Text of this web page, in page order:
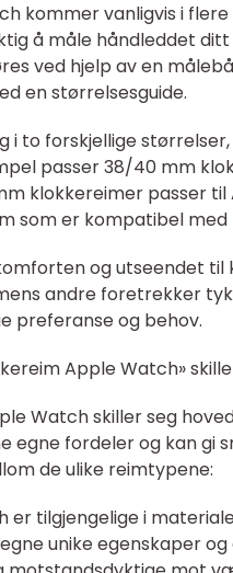
kommer vanligvis i
å måle håndleddet
ved hjelp av en
en størrelsesguide.
i to forskjellige
passer 38/40 mm
klokkereimer passer
som er kompatibel med
og utseendet til
andre foretrekker
preferanse og behov.
Apple Watch»
Watch skiller seg
egne fordeler og kan gi
de ulike reimtypene:
tilgjengelige i
unike egenskaper